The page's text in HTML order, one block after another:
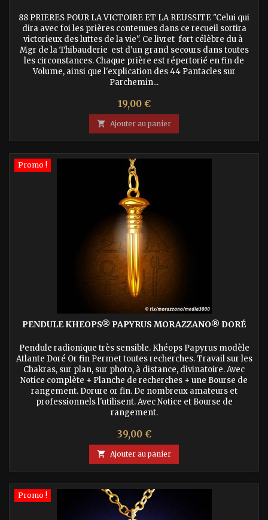
88 PRIERES POUR LA VICTOIRE ET LA REUSSITE "Celui qui
dira avec foi les prières contenues dans ce recueil sortira
victorieux des luttes de la vie". Ce livret fort célèbre du à
Mgr de la Thibauderie est d'un grand secours dans toutes
les circonstances. Chaque prière est répertorié en fin de
Volume, ainsi que l'explication des 44 Pantacles sur
Parchemin...
Prix
19,00 €
 Ajouter au panier
Promo !
PENDULE KHEOPS® PAPYRUS MORAZZANO® DORÉ
Pendule radionique très sensible. Khéops Papyrus modèle
Atlante Doré Or fin Permet toutes recherches. Travail sur les
Chakras, sur plan, sur photo, à distance, divinatoire. Avec
Notice complète + Planche de recherches + une Bourse de
rangement. Dorure or fin. De nombreux amateurs et
professionnels l'utilisent. Avec Notice et Bourse de
rangement.
Prix
39,00 €
 Ajouter au panier
Promo !